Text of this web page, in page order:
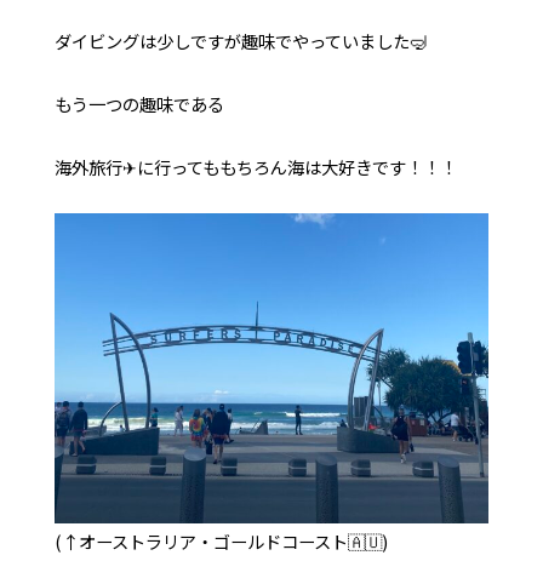
ダイビングは少しですが趣味でやっていました🤿
もう一つの趣味である
海外旅行✈︎に行ってももちろん海は大好きです！！！
(↑オーストラリア・ゴールドコースト🇦🇺)